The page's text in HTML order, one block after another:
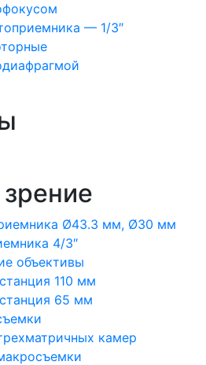
— 1/3″
Ø43.3 мм, Ø30 мм
4/3″
объективы
110 мм
65 мм
камер